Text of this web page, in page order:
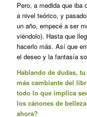
Pero, a medida que iba
a nivel teórico, y
un año, empecé a ser
viéndolo). Hasta que
hacerlo más. Así que
el deseo y la fantasía
Hablando de dudas,
más cambiante del
todo lo que implica
los cánones de
ahora?